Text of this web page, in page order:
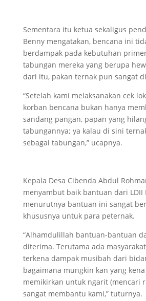
Sementara itu ketua sekaligus
Benny mengatakan, bencana ini
berdampak pada kebutuhan
tabungan mereka yang berupa
dari itu, pakan ternak pun sangat
“Setelah kami melaksanakan cek
korban bencana bukan hanya
sandang pangan, papan yang
tabungannya; ya kalau di sini
sebagai tabungan,” ucapnya.
Kepala Desa Cibenda Abdul
menyambut baik bantuan dari LDII
menurutnya bantuan ini sangat
khususnya untuk para peternak.
“Alhamdulillah bantuan-bantuan
diterima. Terutama ada
terkena dampak musibah dari
bagaimana mungkin kan yang
memikirkan untuk ngarit (mencari
sangat membantu kami,” tuturnya.